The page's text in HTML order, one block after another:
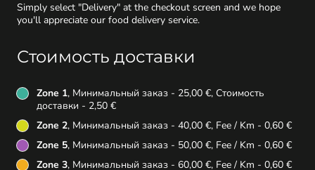
Simply select "Delivery" at the checkout screen and we hope
you'll appreciate our food delivery service.
Стоимость доставки
Zone 1, Минимальный заказ - 25,00 €, Стоимость
доставки - 2,50 €
Zone 2, Минимальный заказ - 40,00 €, Fee / Km - 0,60 €
Zone 5, Минимальный заказ - 50,00 €, Fee / Km - 0,60 €
Zone 3, Минимальный заказ - 60,00 €, Fee / Km - 0,60 €